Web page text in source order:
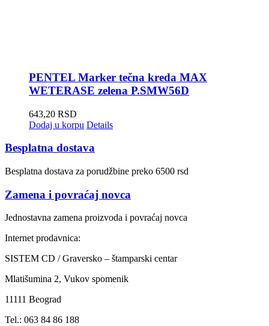
PENTEL Marker tečna kreda MAX
WETERASE zelena P.SMW56D
643,20 RSD
Dodaj u korpu Details
Besplatna dostava
Besplatna dostava za porudžbine preko 6500 rsd
Zamena i povraćaj novca
Jednostavna zamena proizvoda i povraćaj novca
Internet prodavnica:
SISTEM CD / Graversko – štamparski centar
Mlatišumina 2, Vukov spomenik
11111 Beograd
Tel.: 063 84 86 188